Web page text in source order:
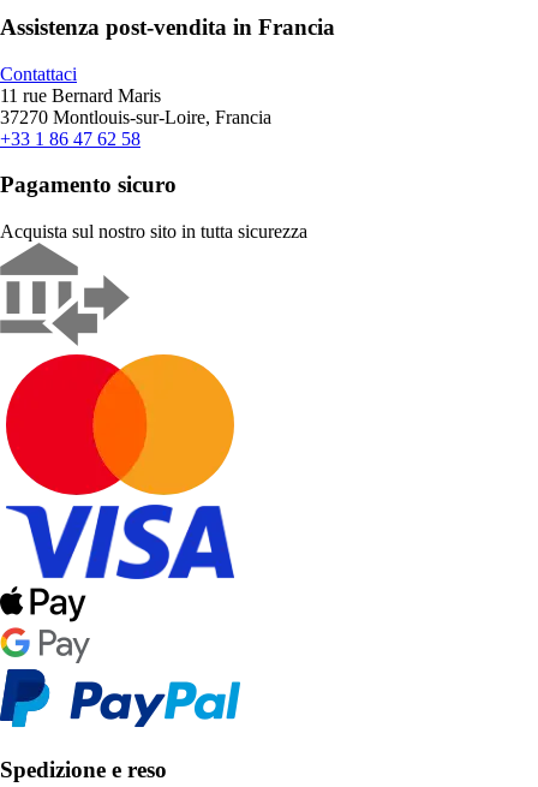
Assistenza post-vendita in Francia
Contattaci
11 rue Bernard Maris
37270 Montlouis-sur-Loire, Francia
+33 1 86 47 62 58
Pagamento sicuro
Acquista sul nostro sito in tutta sicurezza
Spedizione e reso